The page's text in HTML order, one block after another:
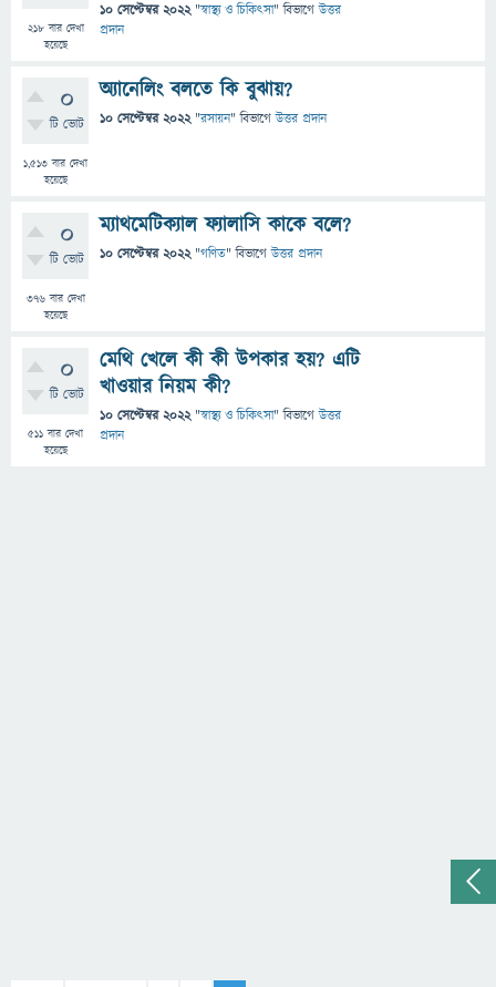
218বার দেখা
হয়েছে
10 সেপ্টেম্বর 2022 "স্বাস্থ্য ও চিকিৎসা" বিভাগে উত্তর
প্রদান
0
টি ভোট
1,513 বার দেখা
হয়েছে
অ্যানেলিং বলতে কি বুঝায়?
10 সেপ্টেম্বর 2022 "রসায়ন" বিভাগে উত্তর প্রদান
0
টি ভোট
376বার দেখা
হয়েছে
ম্যাথমেটিক্যাল ফ্যালাসি কাকে বলে?
10 সেপ্টেম্বর 2022 "গণিত" বিভাগে উত্তর প্রদান
0
টি ভোট
511 বার দেখা
হয়েছে
মেথি খেলে কী কী উপকার হয়? এটি
খাওয়ার নিয়ম কী?
10 সেপ্টেম্বর 2022 "স্বাস্থ্য ও চিকিৎসা" বিভাগে উত্তর
প্রদান